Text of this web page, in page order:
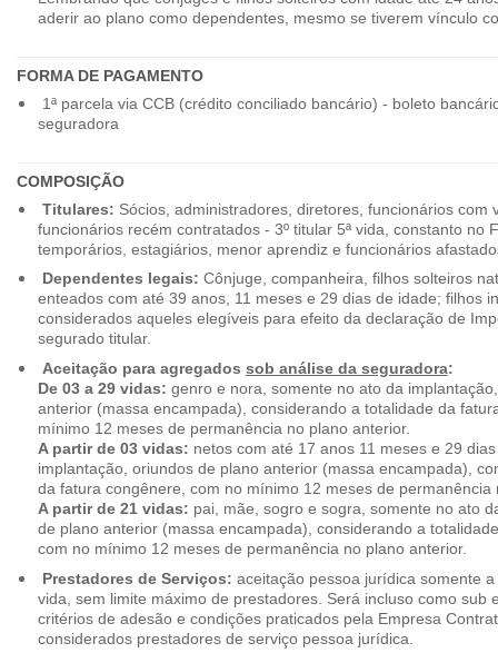
aderir ao plano como dependentes, mesmo se tiverem vínculo
FORMA DE PAGAMENTO
1ª parcela via CCB (crédito conciliado bancário) - boleto
seguradora
COMPOSIÇÃO
Titulares: Sócios, administradores, diretores, funcionários com
funcionários recém contratados - 3º titular 5ª vida, constanto no
temporários, estagiários, menor aprendiz e funcionários
Dependentes legais: Cônjuge, companheira, filhos solteiros
enteados com até 39 anos, 11 meses e 29 dias de idade; filhos
considerados aqueles elegíveis para efeito da declaração de
segurado titular.
Aceitação para agregados sob análise da seguradora:
De 03 a 29 vidas: genro e nora, somente no ato da
anterior (massa encampada), considerando a totalidade da
mínimo 12 meses de permanência no plano anterior.
A partir de 03 vidas: netos com até 17 anos 11 meses e 29
implantação, oriundos de plano anterior (massa encampada),
da fatura congênere, com no mínimo 12 meses de permanência
A partir de 21 vidas: pai, mãe, sogro e sogra, somente no ato
de plano anterior (massa encampada), considerando a
com no mínimo 12 meses de permanência no plano anterior.
Prestadores de Serviços: aceitação pessoa jurídica somente a
vida, sem limite máximo de prestadores. Será incluso como sub
critérios de adesão e condições praticados pela Empresa
considerados prestadores de serviço pessoa jurídica.